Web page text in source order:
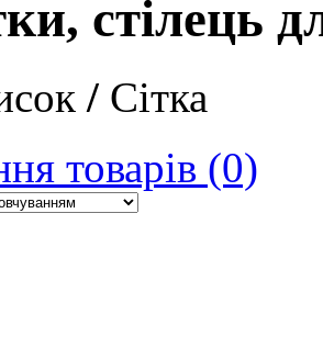
стілець
/ Сітка
товарів (0)